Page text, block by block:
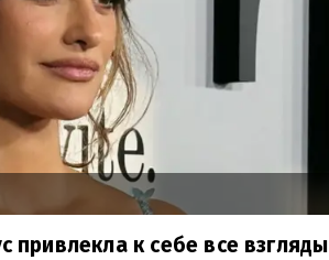
привлекла к себе все взгляды